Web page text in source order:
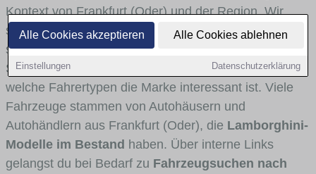
Alle Cookies akzeptieren Alle Cookies ablehnen
Einstellungen Datenschutzerklärung
Kontext von Frankfurt (Oder) und der Region. Wir
skizzieren, in welchen Fahrzeugklassen Lamborghini
stark vertreten ist, welche Modellreihen häufig im
Stadt- und Umlandverkehr zu sehen sind und für
welche Fahrertypen die Marke interessant ist. Viele
Fahrzeuge stammen von Autohäusern und
Autohändlern aus Frankfurt (Oder), die Lamborghini-
Modelle im Bestand haben. Über interne Links
gelangst du bei Bedarf zu Fahrzeugsuchen nach